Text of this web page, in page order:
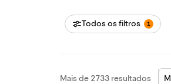
Todos os filtros 1
Mais de 2733 resultados